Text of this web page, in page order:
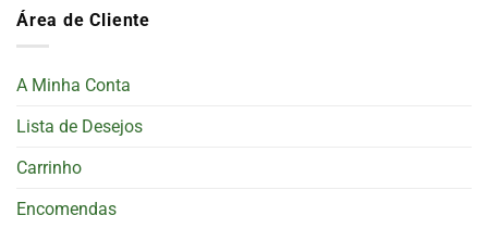
Área de Cliente
A Minha Conta
Lista de Desejos
Carrinho
Encomendas